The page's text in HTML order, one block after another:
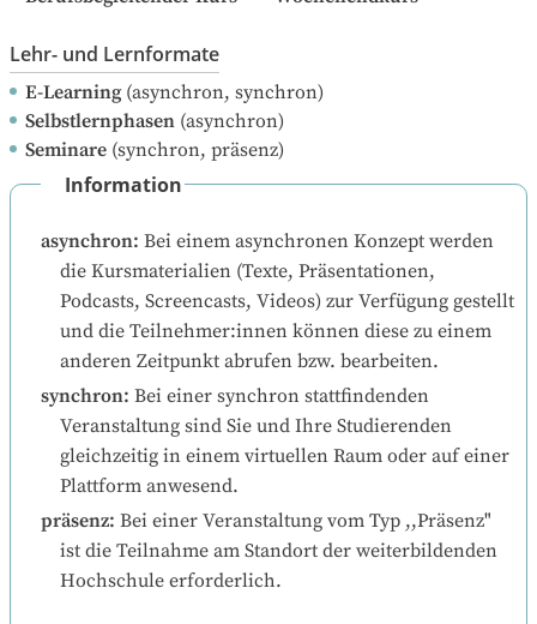
Lehr- und Lernformate
E-Learning(asynchron, synchron)
Selbstlernphasen (asynchron)
Seminare (synchron, präsenz)
Information
asynchron: Bei einem asynchronen Konzept werden
die Kursmaterialien (Texte, Präsentationen,
Podcasts, Screencasts, Videos) zur Verfügung gestellt
und die Teilnehmer:innen können diese zu einem
anderen Zeitpunkt abrufen bzw. bearbeiten.
synchron: Bei einer synchron stattfindenden
Veranstaltung sind Sie und Ihre Studierenden
gleichzeitig in einem virtuellen Raum oder auf einer
Plattform anwesend.
präsenz: Bei einer Veranstaltung vom Typ ,,Präsenz"
ist die Teilnahme am Standort der weiterbildenden
Hochschule erforderlich.